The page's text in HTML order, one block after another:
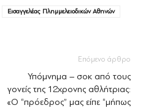
Εισαγγελέας Πλημμελειοδικών Αθηνών
Επόμενο άρθρο
Υπόμνημα – σοκ από τους
γονείς της 12χρονης αθλήτριας:
«Ο “πρόεδρος” μας είπε “μήπως